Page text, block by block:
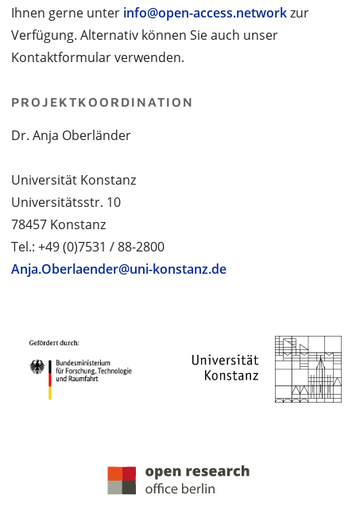
Ihnen gerne unter info@open-access.networkzur
Verfügung. Alternativ können Sie auch unser
Kontaktformular verwenden.
PROJEKTKOORDINATION
Dr. Anja Oberländer
Universität Konstanz
Universitätsstr. 10
78457 Konstanz
Tel.: +49 (0)7531 / 88-2800
Anja.Oberlaender@uni-konstanz.de